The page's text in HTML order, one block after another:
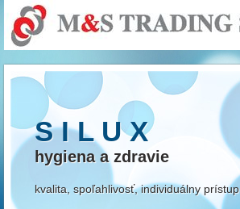
S I L U X
hygiena a zdravie
kvalita, spoľahlivosť, individuálny prístup